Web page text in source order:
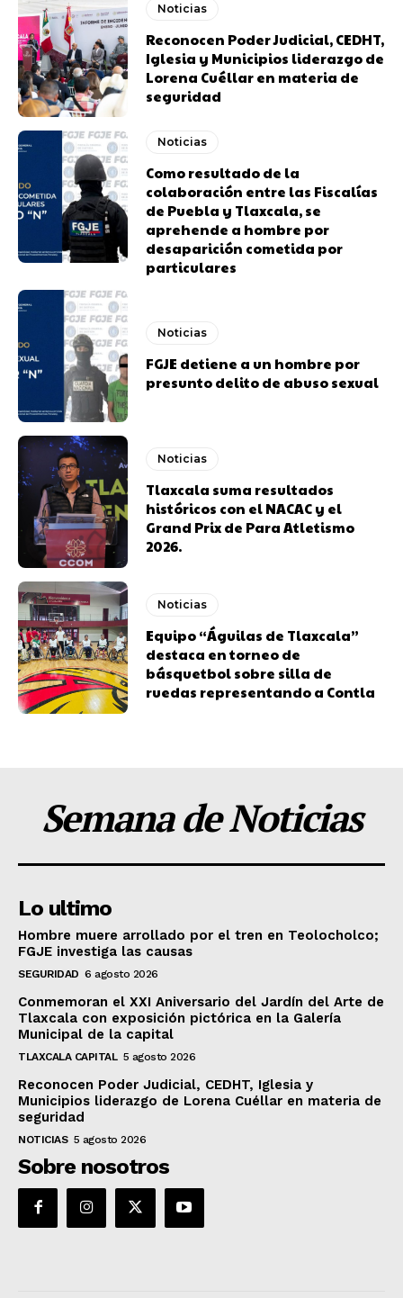
Noticias
Reconocen Poder Judicial, CEDHT,
Iglesia y Municipios liderazgo de
Lorena Cuéllar en materia de
seguridad
Noticias
Como resultado de la
colaboración entre las Fiscalías
de Puebla y Tlaxcala, se
aprehende a hombre por
desaparición cometida por
particulares
Noticias
FGJE detiene a un hombre por
presunto delito de abuso sexual
Noticias
Tlaxcala suma resultados
históricos con el NACAC y el
Grand Prix de Para Atletismo
2026.
Noticias
Equipo “Águilas de Tlaxcala”
destaca en torneo de
básquetbol sobre silla de
ruedas representando a Contla
Semana de Noticias
Lo ultimo
Hombre muere arrollado por el tren en Teolocholco;
FGJE investiga las causas
SEGURIDAD 6 agosto 2026
Conmemoran el XXI Aniversario del Jardín del Arte de
Tlaxcala con exposición pictórica en la Galería
Municipal de la capital
TLAXCALA CAPITAL 5 agosto 2026
Reconocen Poder Judicial, CEDHT, Iglesia y
Municipios liderazgo de Lorena Cuéllar en materia de
seguridad
NOTICIAS 5 agosto 2026
Sobre nosotros